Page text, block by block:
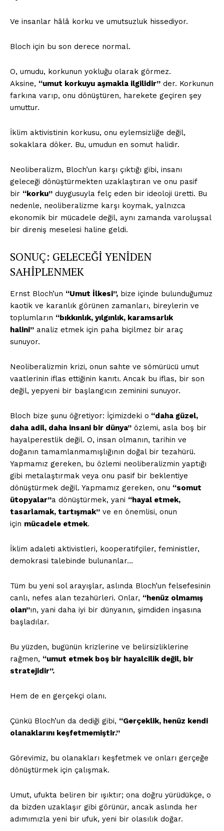
Ve insanlar hâlâ korku ve umutsuzluk hissediyor.
Bloch için bu son derece normal.
O, umudu, korkunun yokluğu olarak görmez.
Aksine, “umut korkuyu aşmakla ilgilidir” der. Korkunun
farkına varıp, onu dönüştüren, harekete geçiren şey
umuttur.
İklim aktivistinin korkusu, onu eylemsizliğe değil,
sokaklara döker. Bu, umudun en somut halidir.
Neoliberalizm, Bloch’un karşı çıktığı gibi, insanı
geleceği dönüştürmekten uzaklaştıran ve onu pasif
bir “korku” duygusuyla felç eden bir ideoloji üretti. Bu
nedenle, neoliberalizme karşı koymak, yalnızca
ekonomik bir mücadele değil, aynı zamanda varoluşsal
bir direniş meselesi haline geldi.
SONUÇ: GELECEĞİ YENİDEN
SAHİPLENMEK
Ernst Bloch’un “Umut İlkesi”, bize içinde bulunduğumuz
kaotik ve karanlık görünen zamanları, bireylerin ve
toplumların “bıkkınlık, yılgınlık, karamsarlık
halini” analiz etmek için paha biçilmez bir araç
sunuyor.
Neoliberalizmin krizi, onun sahte ve sömürücü umut
vaatlerinin iflas ettiğinin kanıtı. Ancak bu iflas, bir son
değil, yepyeni bir başlangıcın zeminini sunuyor.
Bloch bize şunu öğretiyor: İçimizdeki o “daha güzel,
daha adil, daha insani bir dünya” özlemi, asla boş bir
hayalperestlik değil. O, insan olmanın, tarihin ve
doğanın tamamlanmamışlığının doğal bir tezahürü.
Yapmamız gereken, bu özlemi neoliberalizmin yaptığı
gibi metalaştırmak veya onu pasif bir beklentiye
dönüştürmek değil. Yapmamız gereken, onu “somut
ütopyalar”a dönüştürmek, yani “hayal etmek,
tasarlamak, tartışmak” ve en önemlisi, onun
için mücadele etmek.
İklim adaleti aktivistleri, kooperatifçiler, feministler,
demokrasi talebinde bulunanlar…
Tüm bu yeni sol arayışlar, aslında Bloch’un felsefesinin
canlı, nefes alan tezahürleri. Onlar, “henüz olmamış
olan”ın, yani daha iyi bir dünyanın, şimdiden inşasına
başladılar.
Bu yüzden, bugünün krizlerine ve belirsizliklerine
rağmen, “umut etmek boş bir hayalcilik değil, bir
stratejidir”.
Hem de en gerçekçi olanı.
Çünkü Bloch’un da dediği gibi, “Gerçeklik, henüz kendi
olanaklarını keşfetmemiştir.”
Görevimiz, bu olanakları keşfetmek ve onları gerçeğe
dönüştürmek için çalışmak.
Umut, ufukta beliren bir ışıktır; ona doğru yürüdükçe, o
da bizden uzaklaşır gibi görünür, ancak aslında her
adımımızla yeni bir ufuk, yeni bir olasılık doğar.